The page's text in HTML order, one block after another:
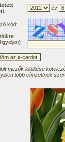
év
kód:
mezők kitöltése
több címzettnek